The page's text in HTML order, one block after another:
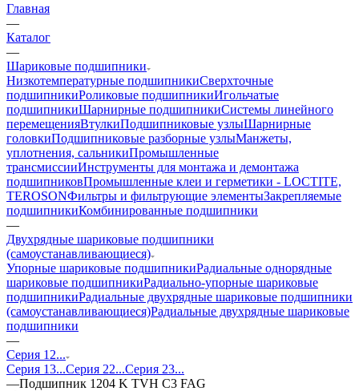
Главная
—
Каталог
—
Шариковые подшипники
Низкотемпературные подшипникиСверхточные
подшипникиРоликовые подшипникиИгольчатые
подшипникиШарнирные подшипникиСистемы линейного
перемещенияВтулкиПодшипниковые узлыШарнирные
головкиПодшипниковые разборные узлыМанжеты,
уплотнения, сальникиПромышленные
трансмиссииИнструменты для монтажа и демонтажа
подшипниковПромышленные клеи и герметики - LOCTITE,
TEROSONФильтры и фильтрующие элементыЗакрепляемые
подшипникиКомбинированные подшипники
—
Двухрядные шариковые подшипники
(самоустанавливающиеся)
Упорные шариковые подшипникиРадиальные однорядные
шариковые подшипникиРадиально-упорные шариковые
подшипникиРадиальные двухрядные шариковые подшипники
(самоустанавливающиеся)Радиальные двухрядные шариковые
подшипники
—
Серия 12...
Серия 13...Серия 22...Серия 23...
—Подшипник 1204 K TVH C3 FAG